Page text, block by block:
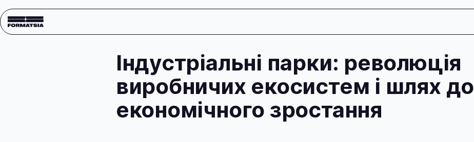
Індустріальні парки: революція
виробничих екосистем і шлях до
економічного зростання